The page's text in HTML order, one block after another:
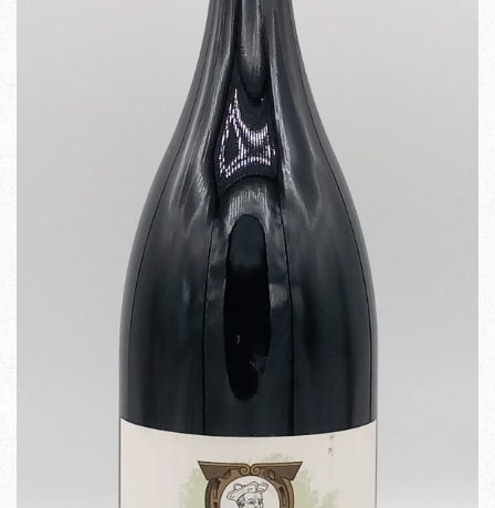
Validation de la commande